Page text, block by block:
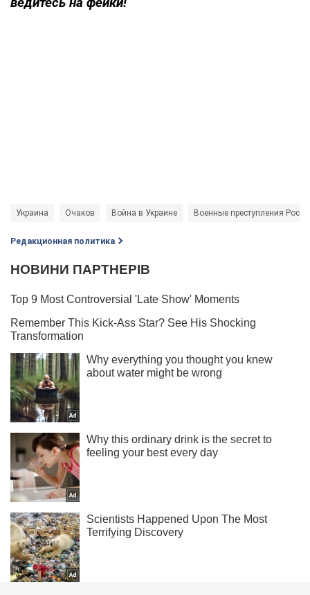
Украина Очаков Война в Украине Военные преступления
Редакционная политика